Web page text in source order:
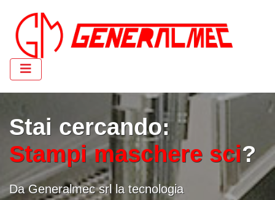
Stai cercando:
Stampi maschere sci?
Da Generalmec srl la tecnologia